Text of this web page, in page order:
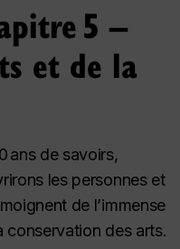
5 –
et de la
ans de savoirs,
les personnes et
de l’immense
des arts.